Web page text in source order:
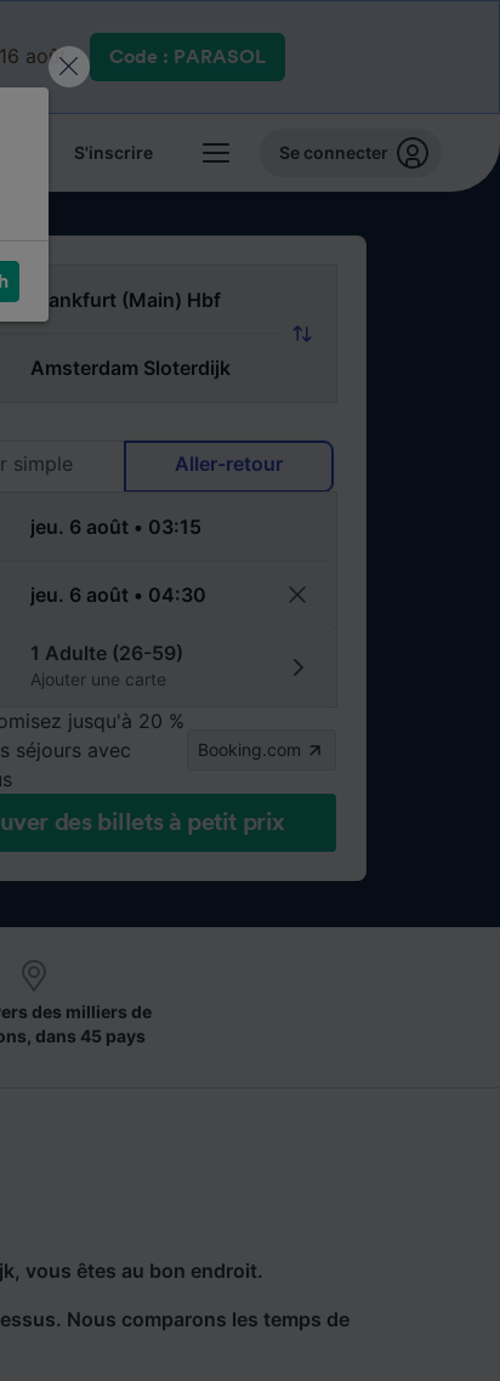
août. Code : PARASOL
S'inscrire Se connecter
simple
Aller-retour
1 Adulte (26-59)
Ajouter une carte
jusqu'à 20 %
séjours avec
Booking.com
des billets à petit prix
des milliers de
dans 45 pays
vous êtes au bon endroit.
Nous comparons les temps de